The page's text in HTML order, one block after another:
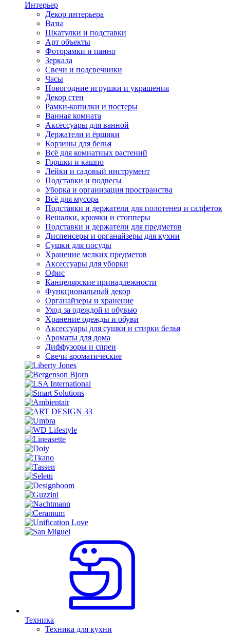
Интерьер
Декор интерьера
Вазы
Шкатулки и подставки
Арт объекты
Фоторамки и панно
Зеркала
Свечи и подсвечники
Часы
Новогодние игрушки и украшения
Декор стен
Рамки-копилки и постеры
Ванная комната
Аксессуары для ванной
Держатели и ёршики
Корзины для белья
Всё для комнатных растений
Горшки и кашпо
Лейки и садовый инструмент
Подставки и подвесы
Уборка и организация пространства
Всё для мусора
Подставки и держатели для полотенец и салфеток
Вешалки, крючки и стопперы
Подставки и держатели для предметов
Диспенсеры и органайзеры для кухни
Сушки для посуды
Хранение мелких предметов
Аксессуары для уборки
Офис
Канцелярские принадлежности
Функциональный декор
Органайзеры и хранение
Уход за одеждой и обувью
Хранение одежды и обуви
Аксессуары для сушки и стирки белья
Ароматы для дома
Диффузоры и спреи
Свечи ароматические
Техника
Техника для кухни